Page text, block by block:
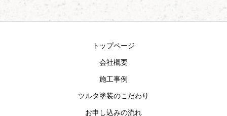
トップページ
会社概要
施工事例
ツルタ塗装のこだわり
お申し込みの流れ